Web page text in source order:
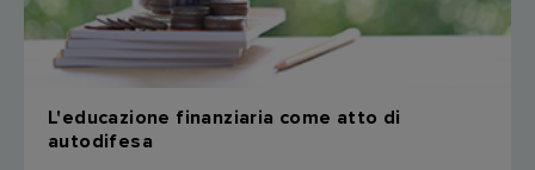
L'educazione finanziaria come atto di
autodifesa